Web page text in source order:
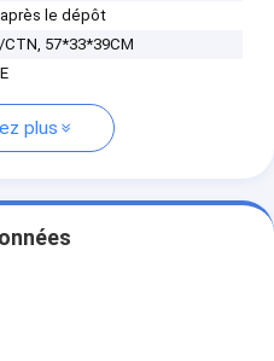
le dépôt
57*33*39CM
plus